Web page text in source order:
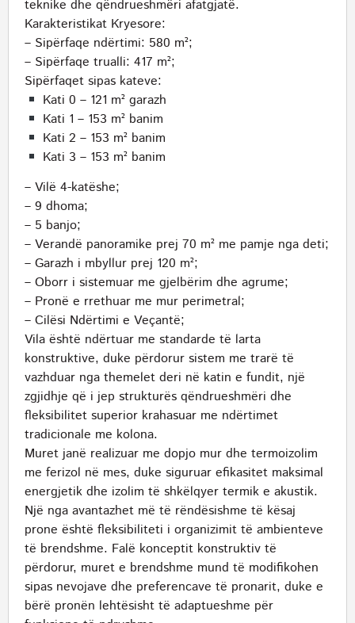
teknike dhe qëndrueshmëri afatgjatë.
Karakteristikat Kryesore:
– Sipërfaqe ndërtimi: 580 m²;
– Sipërfaqe trualli: 417 m²;
Sipërfaqet sipas kateve:
Kati 0 – 121 m² garazh
Kati 1 – 153 m² banim
Kati 2 – 153 m² banim
Kati 3 – 153 m² banim
– Vilë 4-katëshe;
– 9 dhoma;
– 5 banjo;
– Verandë panoramike prej 70 m² me pamje nga deti;
– Garazh i mbyllur prej 120 m²;
– Oborr i sistemuar me gjelbërim dhe agrume;
– Pronë e rrethuar me mur perimetral;
– Cilësi Ndërtimi e Veçantë;
Vila është ndërtuar me standarde të larta
konstruktive, duke përdorur sistem me trarë të
vazhduar nga themelet deri në katin e fundit, një
zgjidhje që i jep strukturës qëndrueshmëri dhe
fleksibilitet superior krahasuar me ndërtimet
tradicionale me kolona.
Muret janë realizuar me dopjo mur dhe termoizolim
me ferizol në mes, duke siguruar efikasitet maksimal
energjetik dhe izolim të shkëlqyer termik e akustik.
Një nga avantazhet më të rëndësishme të kësaj
prone është fleksibiliteti i organizimit të ambienteve
të brendshme. Falë konceptit konstruktiv të
përdorur, muret e brendshme mund të modifikohen
sipas nevojave dhe preferencave të pronarit, duke e
bërë pronën lehtësisht të adaptueshme për